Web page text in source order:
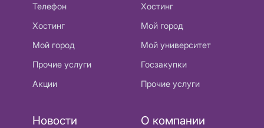
Телефон
Хостинг
Мой город
Прочие услуги
Акции
Хостинг
Мой город
Мой университет
Госзакупки
Прочие услуги
Новости О компании